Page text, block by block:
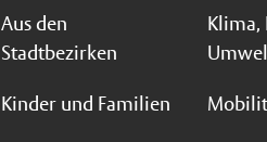
Aus den
Stadtbezirken
Kinder und Familien
Klima,